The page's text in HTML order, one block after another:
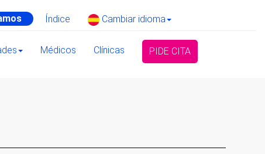
Índice Cambiar idioma
Médicos Clínicas PIDE CITA